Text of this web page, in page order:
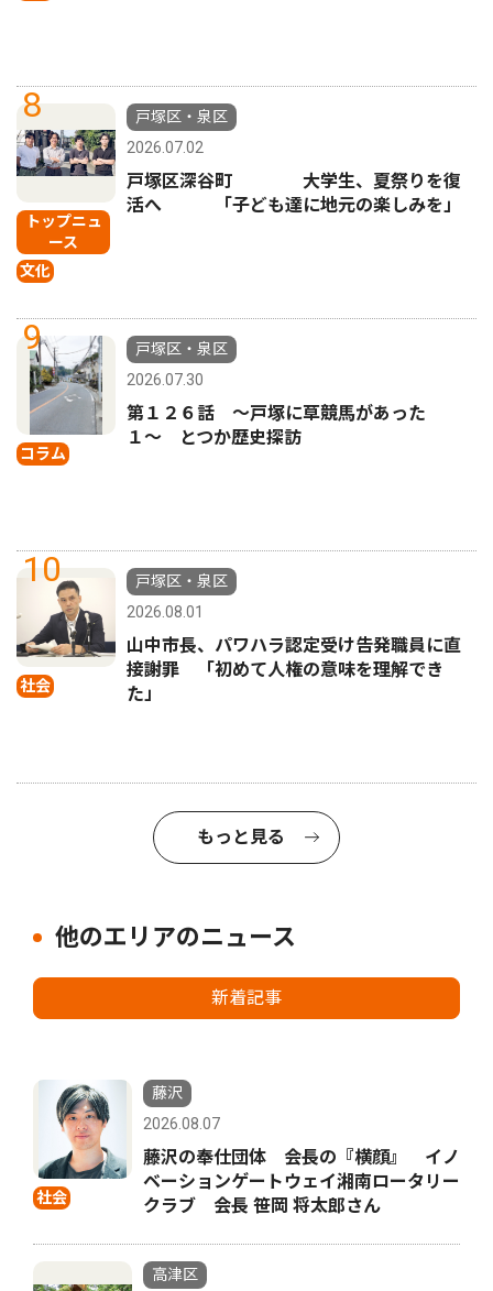
8
トップニュ
ース
文化
戸塚区・泉区
2026.07.02
戸塚区深谷町 大学生、夏祭りを復
活へ 「子ども達に地元の楽しみを」
9
コラム
戸塚区・泉区
2026.07.30
第１２６話 〜戸塚に草競馬があった
１〜 とつか歴史探訪
10
社会
戸塚区・泉区
2026.08.01
山中市長、パワハラ認定受け告発職員に直
接謝罪 「初めて人権の意味を理解でき
た」
もっと見る
他のエリアのニュース
新着記事
社会
藤沢
2026.08.07
藤沢の奉仕団体 会長の『横顔』 イノ
ベーションゲートウェイ湘南ロータリー
クラブ 会長 笹岡 将太郎さん
高津区